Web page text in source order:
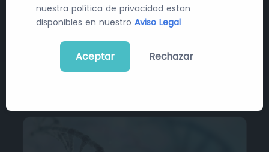
Recibe diariamente las últimas novedades y
cambios en el mundo de la contratación pública, la
industria farmacéutica y la tecnología sanitaria.
Suscribirme a la newsletter
nuestra política de privacidad estan
disponibles en nuestro Aviso Legal
Aceptar Rechazar